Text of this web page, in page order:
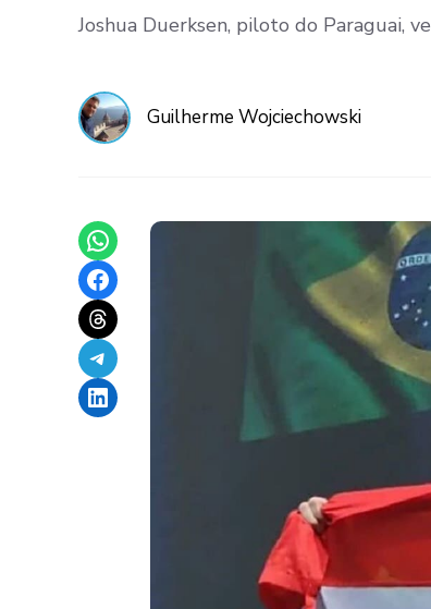
Joshua Duerksen, piloto do Paraguai,
Guilherme Wojciechowski
Share on WhatsApp
Share on Facebook
Share on Threads
Share on Telegram
Share on LinkedIn